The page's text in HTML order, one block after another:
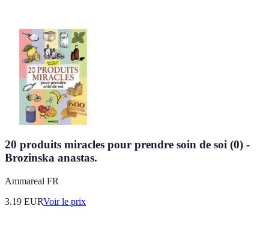
20 produits miracles pour prendre soin de soi (0) -
Brozinska anastas.
Ammareal FR
3.19 EURVoir le prix